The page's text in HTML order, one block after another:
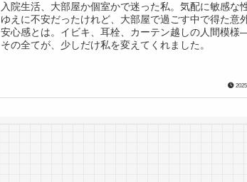
入院生活、大部屋か個室かで迷った私。気配に敏感な
ゆえに不安だったけれど、大部屋で過ごす中で得た意
安心感とは。イビキ、耳栓、カーテン越しの人間模
その全てが、少しだけ私を変えてくれました。